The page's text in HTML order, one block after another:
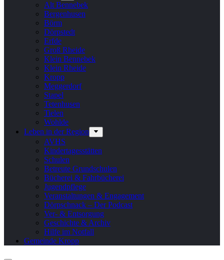
Alt Bennebek
Bergenhusen
Börm
Dörpstedt
Erfde
Groß Rheide
Klein Bennebek
Klein Rheide
Kropp
Meggerdorf
Stapel
Tetenhusen
Tielen
Wohlde
Leben in der Region
AVHS
Kindertagesstätten
Schulen
Betreute Grundschulen
Bücherei & Fahrbücherei
Jugendpflege
Veranstaltungen & Engagement
Dörpschnack – Der Podcast
Ver- & Entsorgung
Geschichte & Archiv
Hilfe im Notfall
Gemeinde Kropp